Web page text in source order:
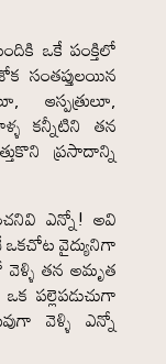
ఒకే పంక్తిలో
సంతప్తులయిన
ఆస్పత్రులూ,
కన్నీటిని తన
ప్రసాదాన్ని
ఎన్నో! అవి
ఒకచోట వైద్యునిగా
వెళ్ళి తన అమృత
పల్లెపడుచుగా
వెళ్ళి ఎన్నో